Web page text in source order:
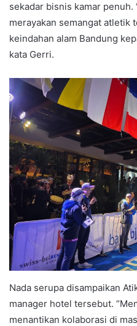
sekadar bisnis kamar penuh.
merayakan semangat atletik
keindahan alam Bandung
kata Gerri.
Nada serupa disampaikan
manager hotel tersebut.
menantikan kolaborasi di